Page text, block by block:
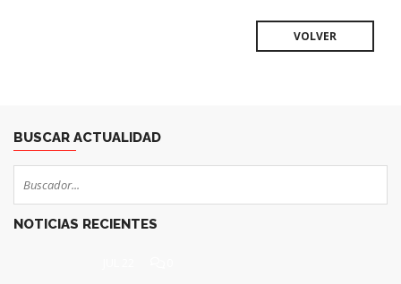
VOLVER
BUSCAR ACTUALIDAD
NOTICIAS RECIENTES